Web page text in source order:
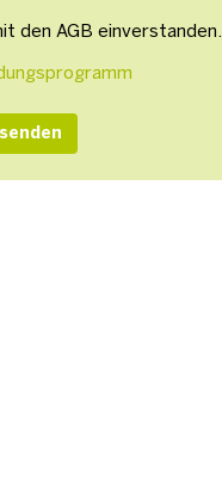
den AGB einverstanden.